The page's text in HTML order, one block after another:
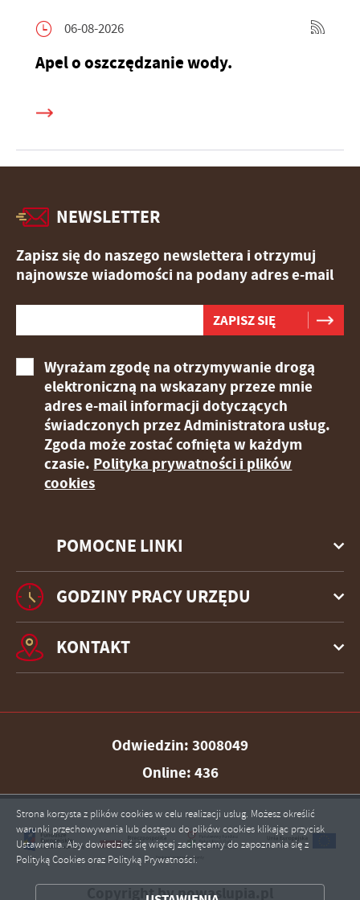
06-08-2026
Apel o oszczędzanie wody.
POMOCNE LINKI
NEWSLETTER
Zapisz się do naszego newslettera i otrzymuj
najnowsze wiadomości na podany adres e-mail
Wyrażam zgodę na otrzymywanie drogą
elektroniczną na wskazany przeze mnie
adres e-mail informacji dotyczących
świadczonych przez Administratora usług.
Zgoda może zostać cofnięta w każdym
czasie. Polityka prywatności i plików
cookies
GODZINY PRACY URZĘDU
KONTAKT
Odwiedzin: 3008049
Online: 436
Copyright by nowaslupia.pl
Strona korzysta z plików cookies w celu realizacji usług. Możesz określić
warunki przechowywania lub dostępu do plików cookies klikając przycisk
Ustawienia. Aby dowiedzieć się więcej zachęcamy do zapoznania się z
Polityką Cookies oraz Polityką Prywatności.